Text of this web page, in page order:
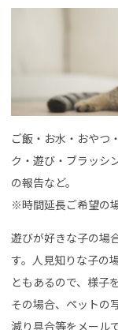
ご飯・お水・おやつ
ク・遊び・ブラッシ
の報告など。
※時間延長ご希望の
遊びが好きな子の場
す。人見知りな子の
ともあるので、様子
その場合、ペットの
減り具合等をメール